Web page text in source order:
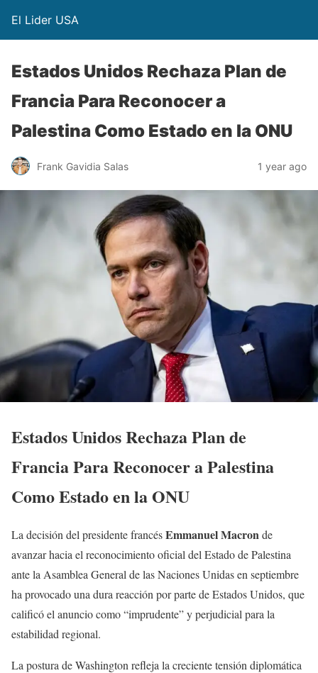
El Lider USA
Estados Unidos Rechaza Plan de
Francia Para Reconocer a
Palestina Como Estado en la ONU
Frank Gavidia Salas 1 year ago
Estados Unidos Rechaza Plan de
Francia Para Reconocer a Palestina
Como Estado en la ONU
La decisión del presidente francésEmmanuel Macronde
avanzar hacia el reconocimiento oficial del Estado de Palestina
ante la Asamblea General de las Naciones Unidas en septiembre
ha provocado una dura reacción por parte de Estados Unidos, que
calificó el anuncio como “imprudente” y perjudicial para la
estabilidad regional.
La postura de Washington refleja la creciente tensión diplomática